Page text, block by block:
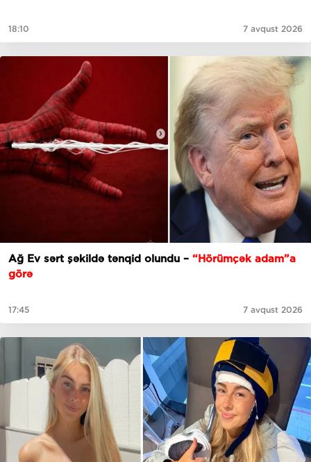
18:10 7 avqust 2026
Ağ Ev sərt şəkildə tənqid olundu – “Hörümçək adam”a
görə
17:45 7 avqust 2026